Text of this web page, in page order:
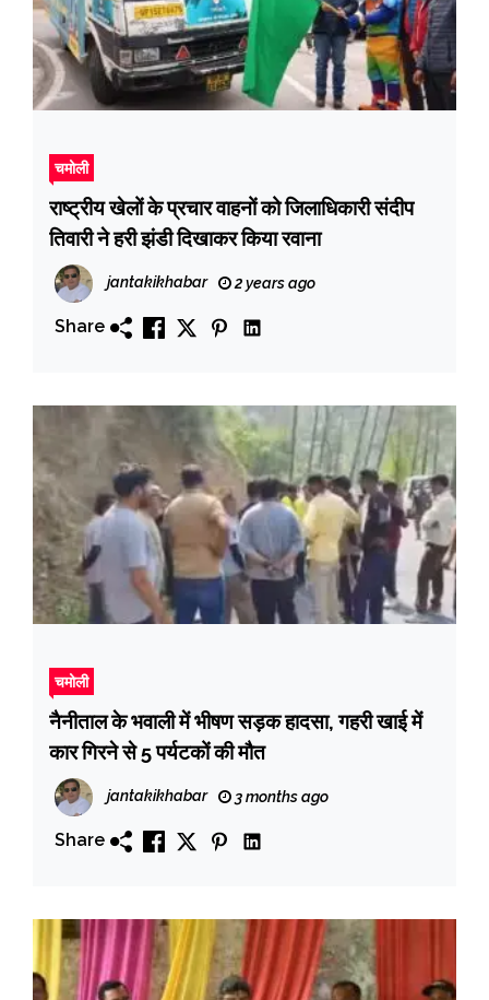
चमोली
राष्ट्रीय खेलों के प्रचार वाहनों को जिलाधिकारी संदीप
तिवारी ने हरी झंडी दिखाकर किया रवाना
jantakikhabar 2 years ago
Share
चमोली
नैनीताल के भवाली में भीषण सड़क हादसा, गहरी खाई में
कार गिरने से 5 पर्यटकों की मौत
jantakikhabar 3 months ago
Share